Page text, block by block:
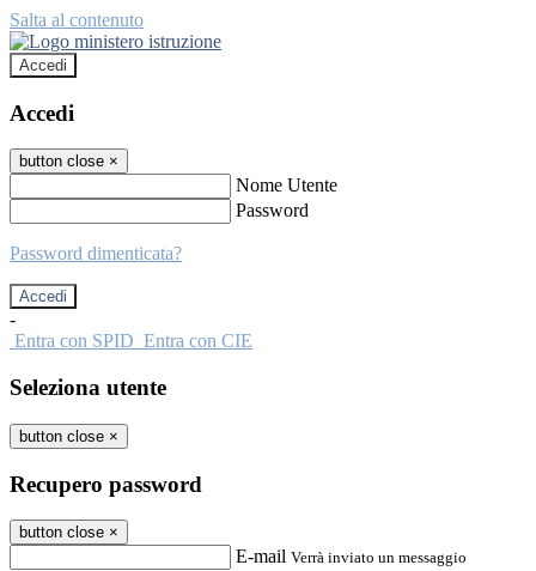
Salta al contenuto
Accedi
Accedi
button close ×
Nome Utente
Password
Password dimenticata?
-
Entra con SPID Entra con CIE
Seleziona utente
button close ×
Recupero password
button close ×
E-mail Verrà inviato un messaggio